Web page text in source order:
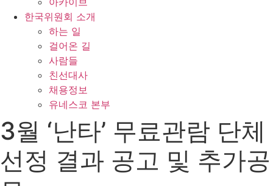
한국위원회 소개
하는 일
걸어온 길
사람들
친선대사
채용정보
유네스코 본부
3월 ‘난타’ 무료관람 단체
선정 결과 공고 및 추가공